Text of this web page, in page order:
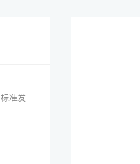
标准发